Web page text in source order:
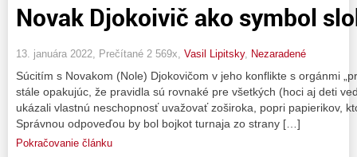
Novak Djokoivič ako symbol
13. januára 2022, Prečítané 2 569x, Vasil Lipitsky, Nezaradené
Súcitím s Novakom (Nole) Djokovičom v jeho konflikte s orgánmi
stále opakujúc, že pravidla sú rovnaké pre všetkých (hoci aj deti
ukázali vlastnú neschopnosť uvažovať zoširoka, popri papierikov,
Správnou odpoveďou by bol bojkot turnaja zo strany […]
Pokračovanie článku